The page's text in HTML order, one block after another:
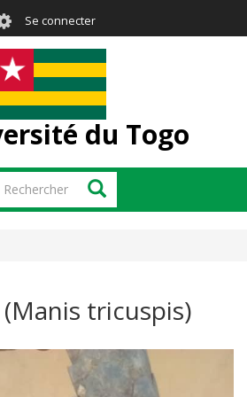
menu
Se connecter
du Togo
Rechercher
tricuspis)